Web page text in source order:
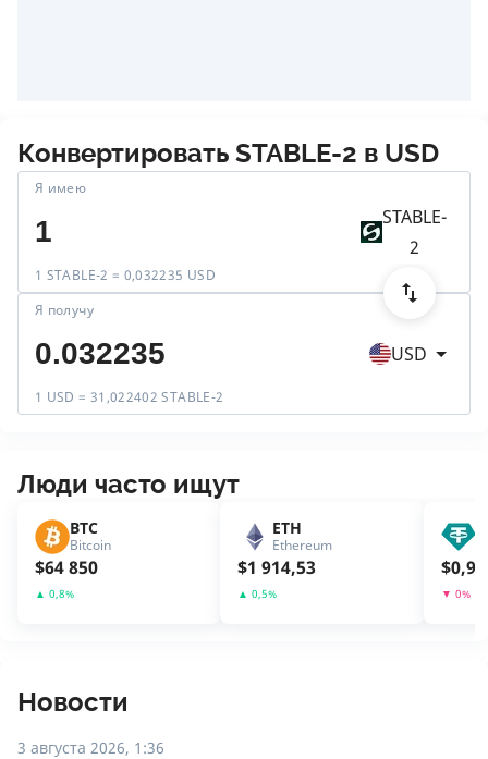
Конвертировать STABLE-2 в USD
Я имею
1 STABLE-2 = 0,032235 USD
STABLE-
2
Я получу
1 USD = 31,022402 STABLE-2
USD
Люди часто ищут
BTC
Bitcoin
$64 850
▲ 0,8%
ETH
Ethereum
$1 914,53
▲ 0,5%
$
▼ 0%
Новости
3 августа 2026, 1:36